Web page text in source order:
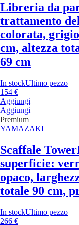
Libreria da
trattamento
colorata,
cm, altezza
69 cm
In stockUltimo pezzo
154 €
Aggiungi
Aggiungi
Premium
YAMAZAKI
Scaffale Tower
superficie:
opaco,
totale 90 cm,
In stockUltimo pezzo
266 €